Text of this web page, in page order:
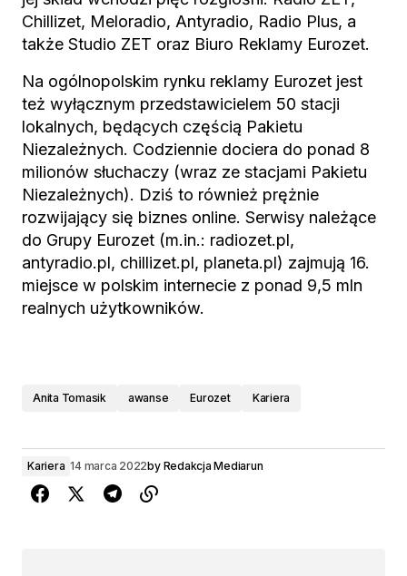
Chillizet, Meloradio, Antyradio, Radio Plus, a
także Studio ZET oraz Biuro Reklamy Eurozet.
Na ogólnopolskim rynku reklamy Eurozet jest
też wyłącznym przedstawicielem 50 stacji
lokalnych, będących częścią Pakietu
Niezależnych. Codziennie dociera do ponad 8
milionów słuchaczy (wraz ze stacjami Pakietu
Niezależnych). Dziś to również prężnie
rozwijający się biznes online. Serwisy należące
do Grupy Eurozet (m.in.: radiozet.pl,
antyradio.pl, chillizet.pl, planeta.pl) zajmują 16.
miejsce w polskim internecie z ponad 9,5 mln
realnych użytkowników.
Anita Tomasik awanse Eurozet Kariera
Kariera 14 marca 2022by Redakcja Mediarun